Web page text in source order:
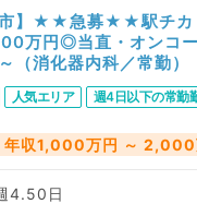
市】★★急募★★駅チカ
万円◎当直・オンコ
（消化器内科／常勤）
人気エリア 週4日以下の常勤
年収1,000万円 ～ 2,000
4.50日